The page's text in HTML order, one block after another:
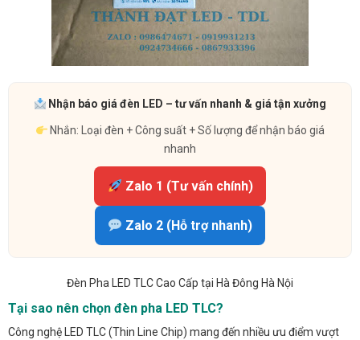
Nhận báo giá đèn LED – tư vấn nhanh & giá tận xưởng
Nhắn: Loại đèn + Công suất + Số lượng để nhận báo giá
nhanh
Zalo 1 (Tư vấn chính)
Zalo 2 (Hỗ trợ nhanh)
Đèn Pha LED TLC Cao Cấp tại Hà Đông Hà Nội
Tại sao nên chọn đèn pha LED TLC?
Công nghệ LED TLC (Thin Line Chip) mang đến nhiều ưu điểm vượt